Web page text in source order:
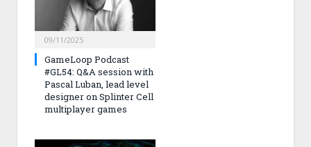
09/11/2025
GameLoop Podcast
#GL54: Q&A session with
Pascal Luban, lead level
designer on Splinter Cell
multiplayer games